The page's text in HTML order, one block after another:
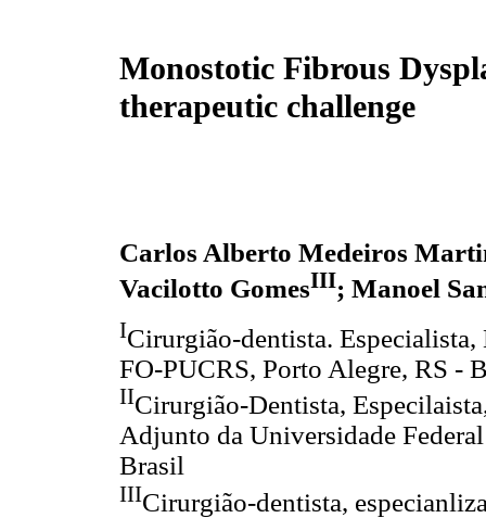
Monostotic Fibrous
therapeutic challenge
Carlos Alberto Medeiros
Vacilotto GomesIII; Manoel
ICirurgião-dentista.
FO-PUCRS, Porto Alegre, RS -
IICirurgião-Dentista,
Adjunto da Universidade
Brasil
IIICirurgião-dentista,